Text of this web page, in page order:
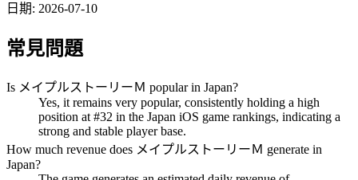
日期: 2026-07-10
常見問題
Is メイプルストーリーＭ popular in Japan?
Yes, it remains very popular, consistently holding a high
position at #32 in the Japan iOS game rankings, indicating a
strong and stable player base.
How much revenue does メイプルストーリーＭ generate in
Japan?